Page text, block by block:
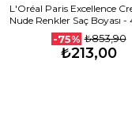
L'Oréal Paris Excellence
Nude Renkler Saç Boyası -
Nude Kahve-75% ₺853,90
₺213,00